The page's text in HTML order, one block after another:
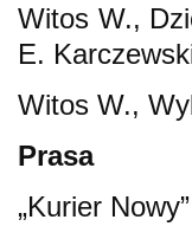
Witos W.,
E.
Witos W.,
Prasa
„Kurier